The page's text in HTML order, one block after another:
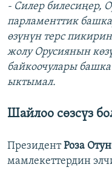
- Силер билесиңер,
парламенттик
өзүнүн терс
жолу Орусиянын
байкоочулары
ыктымал.
Шайлоо сөзсүз
ПрезидентРоза
мамлекеттердин